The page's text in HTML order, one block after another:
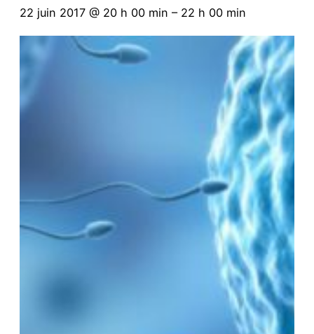
22 juin 2017 @ 20 h 00 min – 22 h 00 min